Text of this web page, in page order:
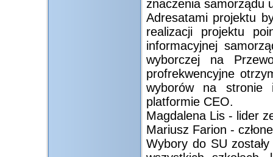
znaczenia samorządu
Adresatami projektu
realizacji projektu
informacyjnej
wyborczej na
profrekwencyjne
wyborów na stronie
platformie CEO.
Magdalena Lis - lider
Mariusz Farion -
Wybory do SU